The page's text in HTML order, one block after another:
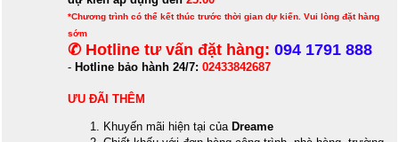
*Chương trình có thể kết thúc trước thời gian dự kiến. Vui lòng đặt hàng
sớm
✆ Hotline tư vấn đặt hàng: 094 1791 888
- Hotline bảo hành 24/7: 02433842687
ƯU ĐÃI THÊM
Khuyến mãi hiện tại của Dreame